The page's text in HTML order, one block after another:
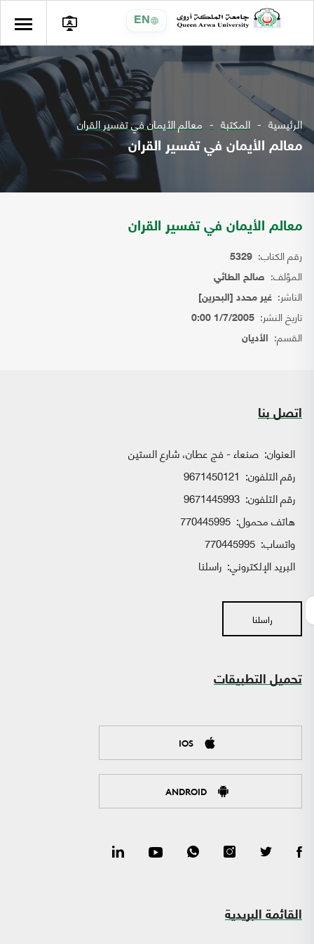
EN
الرئيسية المكتبة معالم الأيمان في تفسير القران
معالم الأيمان في تفسير القران
معالم الأيمان في تفسير القران
رقم الكتاب: 5329
المؤلف: صالح الطائي
الناشر: غير محدد [البحرين]
تاريخ النشر: 1/7/2005 0:00
القسم: الأديان
اتصل بنا
العنوان: صنعاء - فج عطان، شارع الستين
رقم التلفون: 9671450121
رقم التلفون: 9671445993
هاتف محمول: 770445995
واتساب:
البريد الإلكتروني: راسلنا
راسلنا
تحميل التطبيقات
IOS
ANDROID
القائمة البريدية